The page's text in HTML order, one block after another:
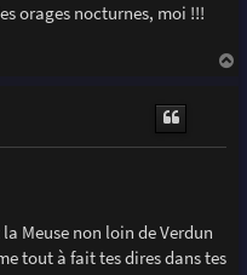
orages nocturnes, moi !!!
Meuse non loin de Verdun
tout à fait tes dires dans tes